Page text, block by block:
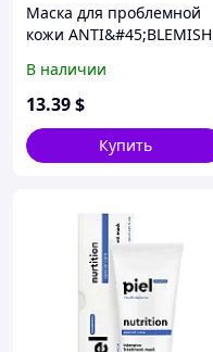
Маска для проблемной
кожи ANTI&#45;BLEMISH
применения на
проблемых участках.
В наличии
13.39$
Купить